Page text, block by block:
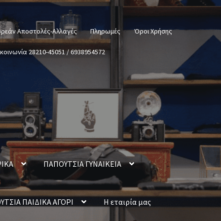
Αποστολές-Αλλαγές Πληρωμές Όροι Χρήσης
28210-45051 / 6938954572
ΠΑΠΟΥΤΣΙΑ ΓΥΝΑΙΚΕΙΑ
ΠΑΙΔΙΚΑ ΑΓΟΡΙ Η εταιρία μας